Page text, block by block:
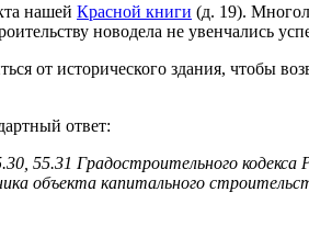
нашей Красной книги (д. 19).
новодела не увенчались
от исторического здания, чтобы
ответ:
55.31 Градостроительного кодекса
объекта капитального